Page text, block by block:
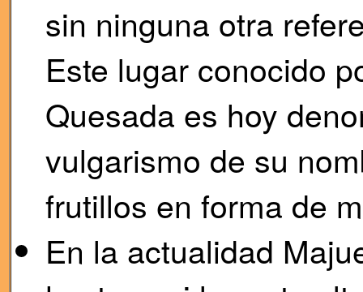
sin ninguna otra
Este lugar conocido
Quesada es hoy
vulgarismo de su
frutillos en forma de
En la actualidad